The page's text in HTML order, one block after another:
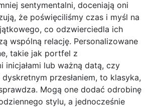
sentymentalni, doceniają oni
że poświęciliśmy czas i myśl na
co odzwierciedla ich
wspólną relację. Personalizowane
takie jak portfel z
inicjałami lub ważną datą, czy
przesłaniem, to klasyka,
Mogą one dodać odrobinę
stylu, a jednocześnie